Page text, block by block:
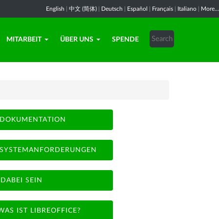
English 中文 (简体) Deutsch Español Français Italiano More...
MITARBEIT ÜBER UNS SPENDE
DOKUMENTATION
SYSTEMANFORDERUNGEN
DABEI SEIN
IST LIBREOFFICE?